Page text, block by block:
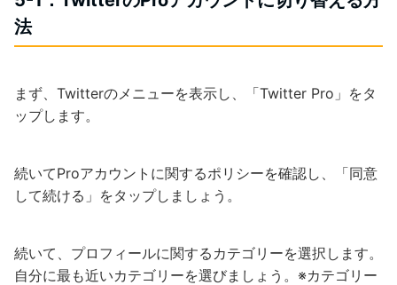
法
まず、Twitterのメニューを表示し、「Twitter Pro」をタ
ップします。
続いてProアカウントに関するポリシーを確認し、「同意
して続ける」をタップしましょう。
続いて、プロフィールに関するカテゴリーを選択します。
自分に最も近いカテゴリーを選びましょう。※カテゴリー